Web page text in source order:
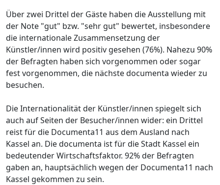
Über zwei Drittel der Gäste haben die Ausstellung mit
der Note "gut" bzw. "sehr gut" bewertet, insbesondere
die internationale Zusammensetzung der
Künstler/innen wird positiv gesehen (76%). Nahezu 90%
der Befragten haben sich vorgenommen oder sogar
fest vorgenommen, die nächste documenta wieder zu
besuchen.
Die Internationalität der Künstler/innen spiegelt sich
auch auf Seiten der Besucher/innen wider: ein Drittel
reist für die Documenta11 aus dem Ausland nach
Kassel an. Die documenta ist für die Stadt Kassel ein
bedeutender Wirtschaftsfaktor. 92% der Befragten
gaben an, hauptsächlich wegen der Documenta11 nach
Kassel gekommen zu sein.